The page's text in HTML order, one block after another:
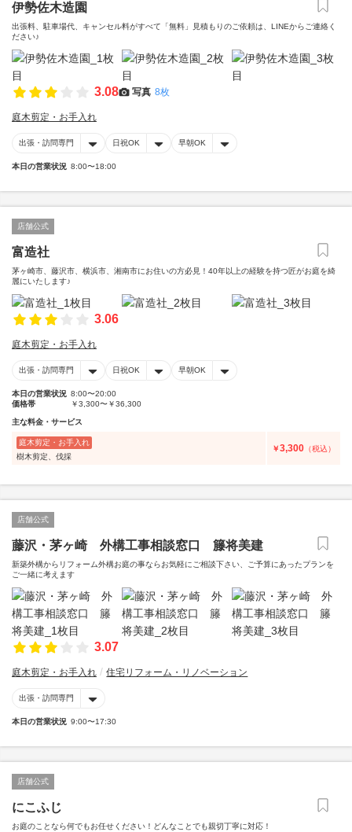
伊勢佐木造園
出張料、駐車場代、キャンセル料がすべて「無料」見積もりのご依頼は、LINEからご連絡く
ださい♪
3.08 写真 8枚
庭木剪定・お手入れ
出張・訪問専門 日祝OK 早朝OK
本日の営業状況 8:00〜18:00
店舗公式
富造社
茅ヶ崎市、藤沢市、横浜市、湘南市にお住いの方必見！40年以上の経験を持つ匠がお庭を綺
麗にいたします♪
3.06
庭木剪定・お手入れ
出張・訪問専門 日祝OK 早朝OK
本日の営業状況 8:00〜20:00
価格帯
￥3,300〜￥36,300
主な料金・サービス
庭木剪定・お手入れ
樹木剪定、伐採
￥3,300 （税込）
店舗公式
藤沢・茅ヶ崎 外構工事相談窓口 籐将美建
新築外構からリフォーム外構お庭の事ならお気軽にご相談下さい、ご予算にあったプランを
ご一緒に考えます
3.07
庭木剪定・お手入れ 住宅リフォーム・リノベーション
出張・訪問専門
本日の営業状況 9:00〜17:30
店舗公式
にこふじ
お庭のことなら何でもお任せください！どんなことでも親切丁寧に対応！